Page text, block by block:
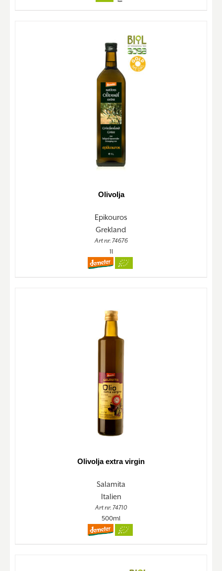
Olivolja
Epikouros
Grekland
Art nr. 74676
1l
Olivolja extra virgin
Salamita
Italien
Art nr. 74710
500ml